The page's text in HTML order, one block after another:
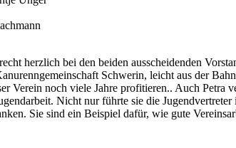
herzlich bei den beiden ausscheidenden
Schwerin, leicht aus der
Verein noch viele Jahre profitieren.. Auch Petra
Nicht nur führte sie die
Sie sind ein Beispiel dafür, wie gute